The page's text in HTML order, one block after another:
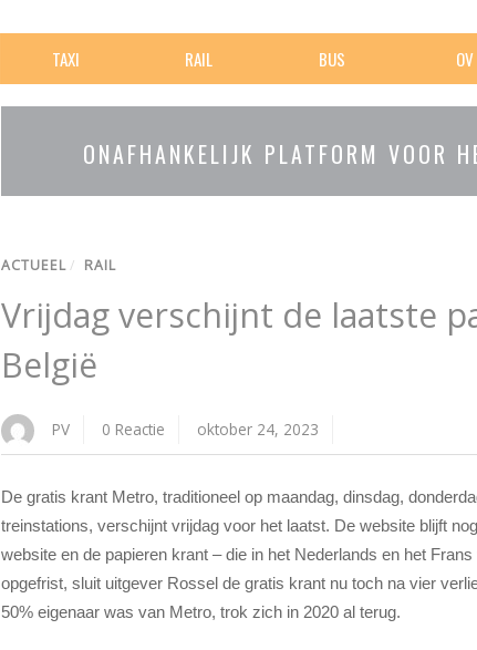
TAXI RAIL BUS OV
ONAFHANKELIJK PLATFORM VOOR
ACTUEEL/ RAIL
Vrijdag verschijnt de laatste
België
PV 0 Reactie oktober 24, 2023
De gratis krant Metro, traditioneel op maandag, dinsdag,
treinstations, verschijnt vrijdag voor het laatst. De website blijft
website en de papieren krant – die in het Nederlands en het
opgefrist, sluit uitgever Rossel de gratis krant nu toch na vier
50% eigenaar was van Metro, trok zich in 2020 al terug.